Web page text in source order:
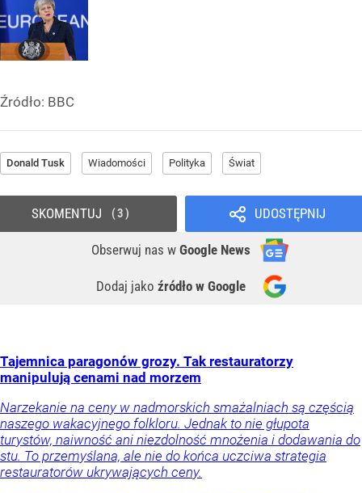
Źródło: BBC
Donald Tusk Wiadomości Polityka Świat
UDOSTĘPNIJ
Obserwuj nas w Google News
Dodaj jako źródło w Google
SKOMENTUJ 3
Tajemnica paragonów grozy. Tak restauratorzy
manipulują cenami nad morzem
Narzekanie na ceny w nadmorskich smażalniach są częścią
naszego wakacyjnego folkloru. Jednak to nie głupota
turystów, naiwność ani niezdolność mnożenia i dodawania do
stu. To przemyślana, ale nie do końca uczciwa strategia
restauratorów ukrywających ceny.